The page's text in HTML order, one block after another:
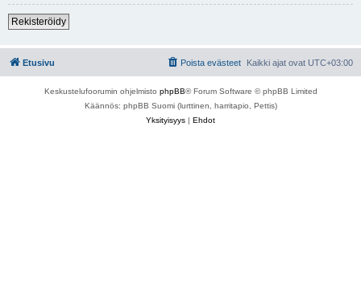
Rekisteröidy
Etusivu Kaikki ajat ovat UTC+03:00
Poista evästeet
Keskustelufoorumin ohjelmisto phpBB® Forum Software © phpBB Limited
Käännös: phpBB Suomi (lurttinen, harritapio, Pettis)
Yksityisyys | Ehdot